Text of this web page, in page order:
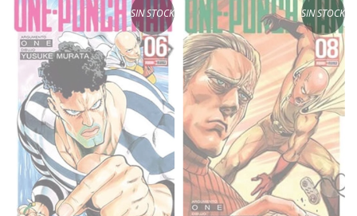
SIN STOCK SIN STOCK